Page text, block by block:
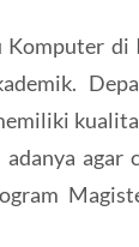
Komputer di
agar